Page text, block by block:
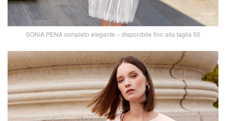
SONIA PENA completo elegante – disponibile fino alla taglia 50